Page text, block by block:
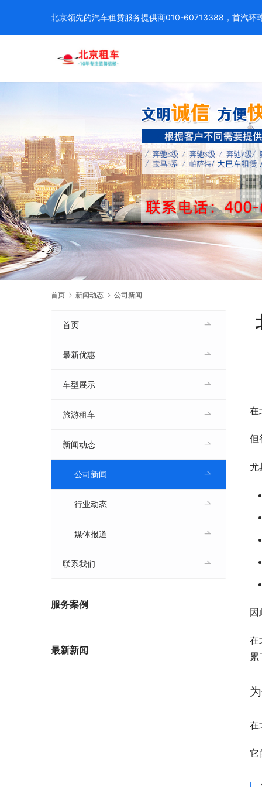
首页 新闻动态 公司新闻
在
但
尤
因
在
在
它
首页
最新优惠
车型展示
旅游租车
新闻动态
公司新闻
行业动态
媒体报道
联系我们
服务案例
最新新闻
北京领先的汽车租赁服务提供商010-60713388，首汽环